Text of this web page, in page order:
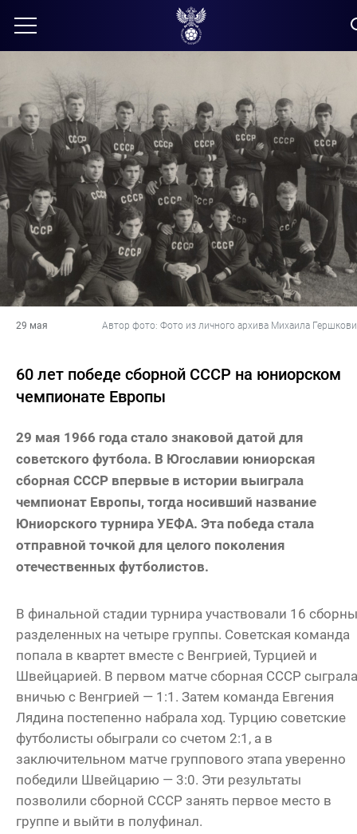
29 мая Автор фото: Фото из личного архива Михаила
60 лет победе сборной СССР на юниорском
чемпионате Европы
29 мая 1966 года стало знаковой датой для
советского футбола. В Югославии юниорская
сборная СССР впервые в истории выиграла
чемпионат Европы, тогда носивший название
Юниорского турнира УЕФА. Эта победа стала
отправной точкой для целого поколения
отечественных футболистов.
В финальной стадии турнира участвовали 16
разделенных на четыре группы. Советская команда
попала в квартет вместе с Венгрией, Турцией и
Швейцарией. В первом матче сборная СССР сыграла
вничью с Венгрией — 1:1. Затем команда Евгения
Лядина постепенно набрала ход. Турцию советские
футболисты обыграли со счетом 2:1, а в
заключительном матче группового этапа уверенно
победили Швейцарию — 3:0. Эти результаты
позволили сборной СССР занять первое место в
группе и выйти в полуфинал.